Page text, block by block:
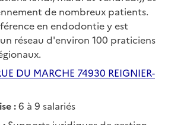
de nombreux patients.
en endodontie y est
réseau d'environ 100 praticiens
DU MARCHE 74930 REIGNIER-
:6 à 9 salariés